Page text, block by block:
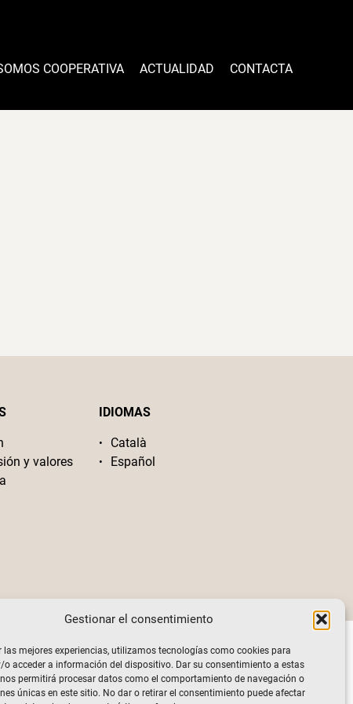
Gestionar el consentimiento
las mejores experiencias, utilizamos tecnologías como cookies para
o acceder a información del dispositivo. Dar su consentimiento a estas
permitirá procesar datos como el comportamiento de navegación o
únicas en este sitio. No dar o retirar el consentimiento puede afectar
COOPERATIVA ACTUALIDAD CONTACTA
y valores
IDIOMAS
Català
Español